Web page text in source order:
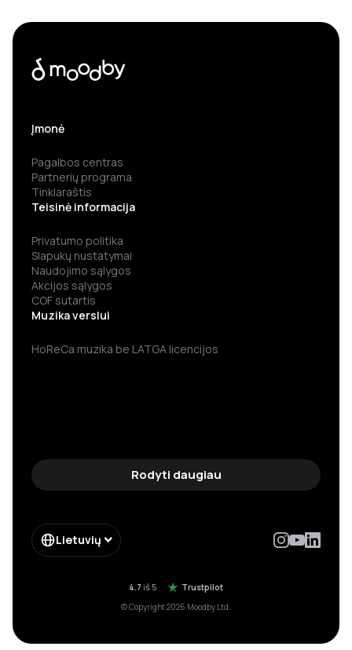
Įmonė
Pagalbos centras
Partnerių programa
Tinklaraštis
Teisinė informacija
Privatumo politika
Slapukų nustatymai
Naudojimo sąlygos
Akcijos sąlygos
COF sutartis
Muzika verslui
HoReCa muzika be LATGA licencijos
Rodyti daugiau
Lietuvių
4.7 iš 5
Trustpilot
© Copyright 2026 Moodby Ltd.